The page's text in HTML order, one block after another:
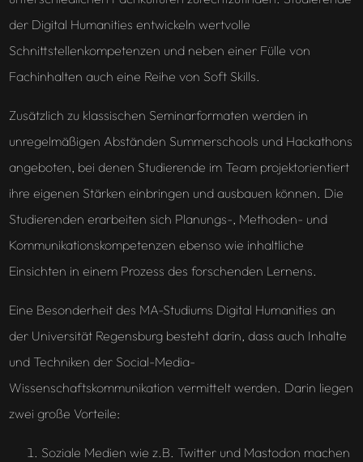
der Digital Humanities entwickeln wertvolle
Schnittstellenkompetenzen und neben einer Fülle von
Fachinhalten auch eine Reihe von Soft Skills.
Zusätzlich zu klassischen Seminarformaten werden in
unregelmäßigen Abständen Summerschools und Hackathons
angeboten, bei denen Studierende im Team projektorientiert
ihre eigenen Stärken einbringen und ausbauen können. Die
Studierenden erarbeiten sich Planungs-, Methoden- und
Kommunikationskompetenzen ebenso wie inhaltliche
Einsichten in einem Prozess des forschenden Lernens.
Eine Besonderheit des MA-Studiums Digital Humanities an
der Universität Regensburg besteht darin, dass auch Inhalte
und Techniken der Social-Media-
Wissenschaftskommunikation vermittelt werden. Darin liegen
zwei große Vorteile:
Soziale Medien wie z.B. Twitter und Mastodon machen